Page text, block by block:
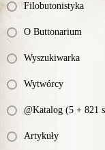
Filobutonistyka
O Buttonarium
Wyszukiwarka
Wytwórcy
@Katalog (5 + 821
Artykuły